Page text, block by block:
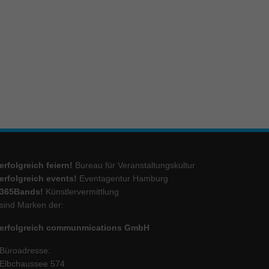
erfolgreich feiern! Bureau für Veranstaltungskultur
erfolgreich events! Eventagentur Hamburg
365Bands! Künstlervermittlung
sind Marken der:
erfolgreich communmications GmbH
Büroadresse:
Elbchaussee 574